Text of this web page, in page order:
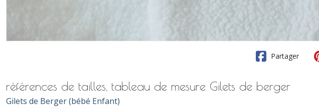
Partager
références de tailles, tableau de mesure Gilets de berger
Gilets de Berger (bébé Enfant)